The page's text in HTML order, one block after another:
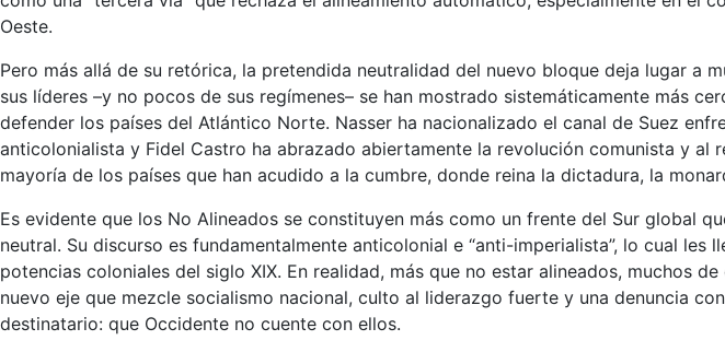
Oeste.
Pero más allá de su retórica, la pretendida neutralidad del nuevo bloque deja lugar a
sus líderes –y no pocos de sus regímenes– se han mostrado sistemáticamente más
defender los países del Atlántico Norte. Nasser ha nacionalizado el canal de Suez
anticolonialista y Fidel Castro ha abrazado abiertamente la revolución comunista y
mayoría de los países que han acudido a la cumbre, donde reina la dictadura, la
Es evidente que los No Alineados se constituyen más como un frente del Sur global
neutral. Su discurso es fundamentalmente anticolonial e “anti-imperialista”, lo cual
potencias coloniales del siglo XIX. En realidad, más que no estar alineados, muchos
nuevo eje que mezcle socialismo nacional, culto al liderazgo fuerte y una denuncia
destinatario: que Occidente no cuente con ellos.